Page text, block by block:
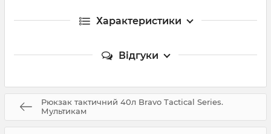
Характеристики
Відгуки
Рюкзак тактичний 40л Bravo Tactical Series.
Мультикам